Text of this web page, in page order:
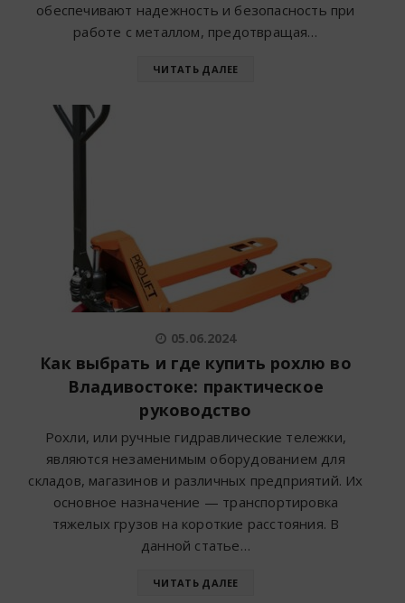
обеспечивают надежность и безопасность при
работе с металлом, предотвращая…
ЧИТАТЬ ДАЛЕЕ
05.06.2024
Как выбрать и где купить рохлю во
Владивостоке: практическое
руководство
Рохли, или ручные гидравлические тележки,
являются незаменимым оборудованием для
складов, магазинов и различных предприятий. Их
основное назначение — транспортировка
тяжелых грузов на короткие расстояния. В
данной статье…
ЧИТАТЬ ДАЛЕЕ